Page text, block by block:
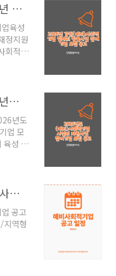
[공고] 강원특별자치도 | 2026년 강원 (예비)사회적기업 일자리 창출사업 참여기업 모집 공고
육성
정지원
회적기
모집
새로
[공고] 강원특별자치도 | 2026년도 (예비)사회적기업 시설비 지원사업 참여기업 모집 공고
년도
업 모
육성 지
참여
notification?
- 새로
2026년도 부처형/지역형 예비사회적기업 공고 일정
공고
지역형
일부